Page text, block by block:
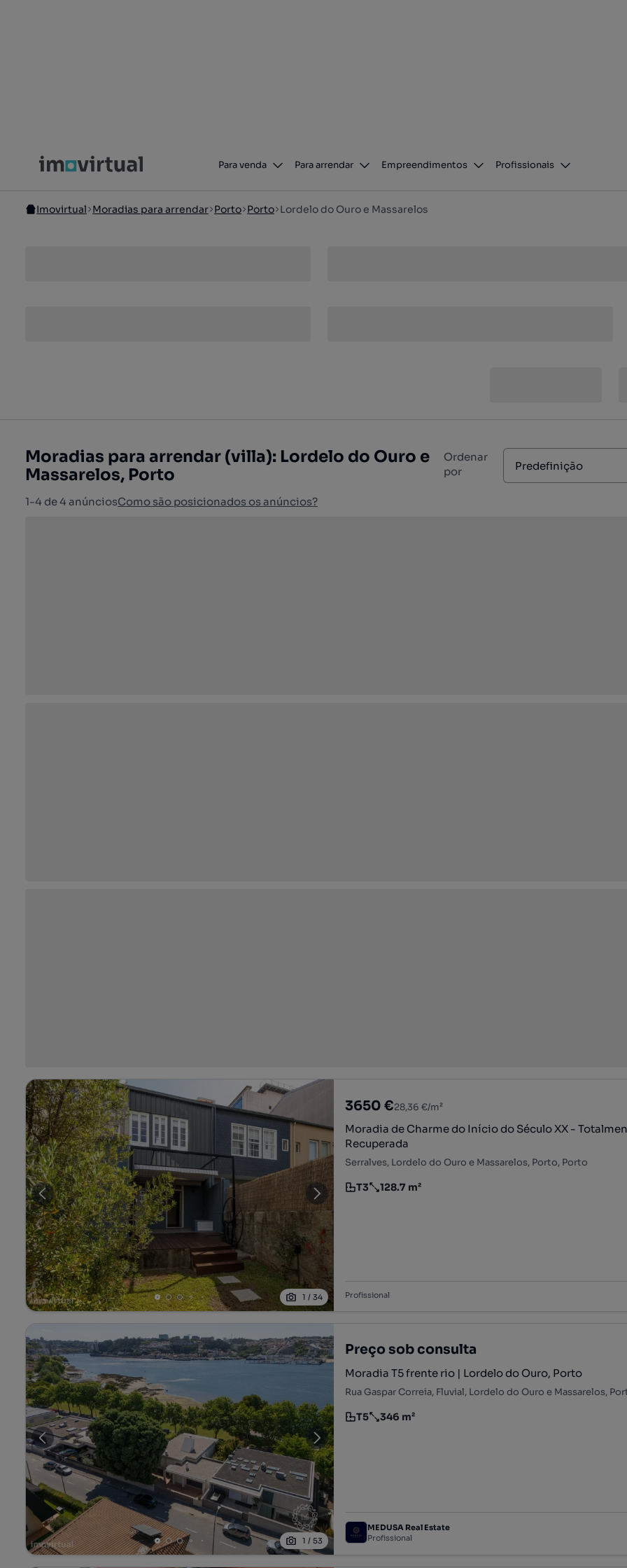
Para venda Para arrendar Empreendimentos Profissionais
Imovirtual Moradias para arrendar Porto Porto Lordelo do Ouro e Massarelos
Moradias para arrendar (villa): Lordelo do Ouro e
Massarelos, Porto
1-4 de 4 anúnciosComo são posicionados os anúncios?
Ordenar
por
Predefinição
1 /34
3650 €28,36 €/m²
Moradia de Charme do Início do Século XX -
Recuperada
Serralves, Lordelo do Ouro e Massarelos, Porto, Porto
Tipologia
T3
Preço por metro quadrado
128.7 m²
Profissional
1 / 53
Preço sob consulta
Moradia T5 frente rio | Lordelo do Ouro, Porto
Rua Gaspar Correia, Fluvial, Lordelo do Ouro e Massarelos,
Tipologia
T5
Preço por metro quadrado
346 m²
MEDUSA Real Estate
Profissional